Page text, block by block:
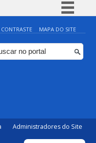
Simplifique!
Comunica BR
Participe
MAPA DO SITE
Administradores do Site